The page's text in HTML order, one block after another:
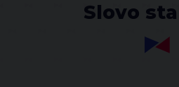
Slovo